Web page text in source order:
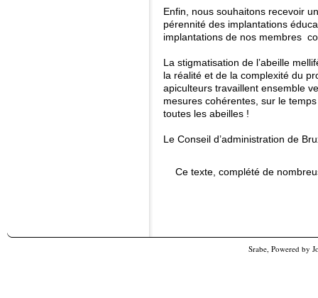
Enfin, nous souhaitons recevoir
pérennité des implantations
implantations de nos membres
La stigmatisation de l’abeille
la réalité et de la complexité du
apiculteurs travaillent ensemble
mesures cohérentes, sur le
toutes les abeilles !
Le Conseil d’administration de
Ce texte, complété de
Srabe, Powered by